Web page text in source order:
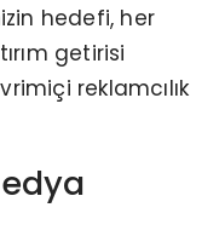
hedefi, her
getirisi
reklamcılık